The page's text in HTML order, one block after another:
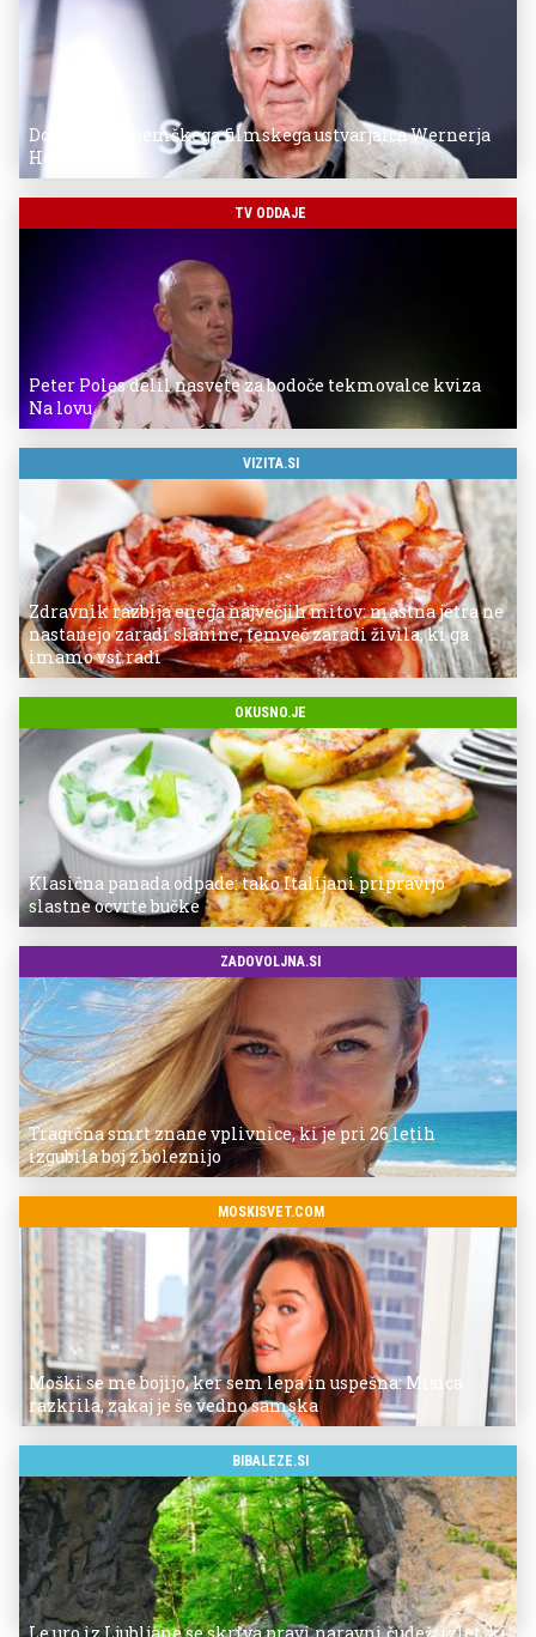
Donostia za nemškega filmskega ustvarjalca Wernerja
Herzoga
TV ODDAJE
Peter Poles delil nasvete za bodoče tekmovalce kviza
Na lovu
VIZITA.SI
Zdravnik razbija enega največjih mitov: mastna jetra ne
nastanejo zaradi slanine, temveč zaradi živila, ki ga
imamo vsi radi
OKUSNO.JE
Klasična panada odpade: tako Italijani pripravijo
slastne ocvrte bučke
ZADOVOLJNA.SI
Tragična smrt znane vplivnice, ki je pri 26 letih
izgubila boj z boleznijo
MOSKISVET.COM
Moški se me bojijo, ker sem lepa in uspešna: Misica
razkrila, zakaj je še vedno samska
BIBALEZE.SI
Le uro iz Ljubljane se skriva pravi naravni čudež: izlet, ki